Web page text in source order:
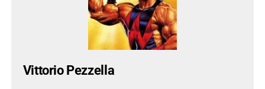
Vittorio Pezzella